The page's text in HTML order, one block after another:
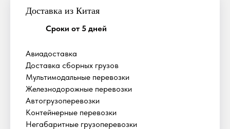
Доставка из Китая
Сроки от 5 дней
Авиадоставка
Доставка сборных грузов
Мультимодальные перевозки
Железнодорожные перевозки
Автогрузоперевозки
Контейнерные перевозки
Негабаритные грузоперевозки